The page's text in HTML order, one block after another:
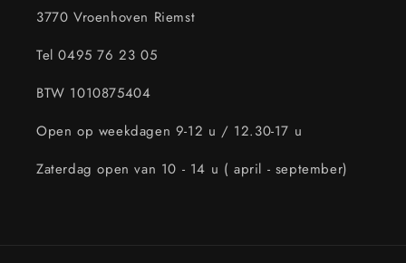
3770 Vroenhoven Riemst
Tel 0495 76 23 05
BTW 1010875404
Open op weekdagen 9-12 u / 12.30-17 u
Zaterdag open van 10 - 14 u ( april - september)